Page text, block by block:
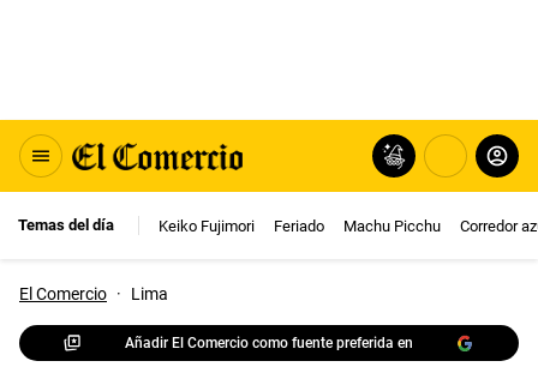
Temas del día Keiko Fujimori Feriado Machu Picchu Corredor
El Comercio · Lima
Añadir El Comercio como fuente preferida en